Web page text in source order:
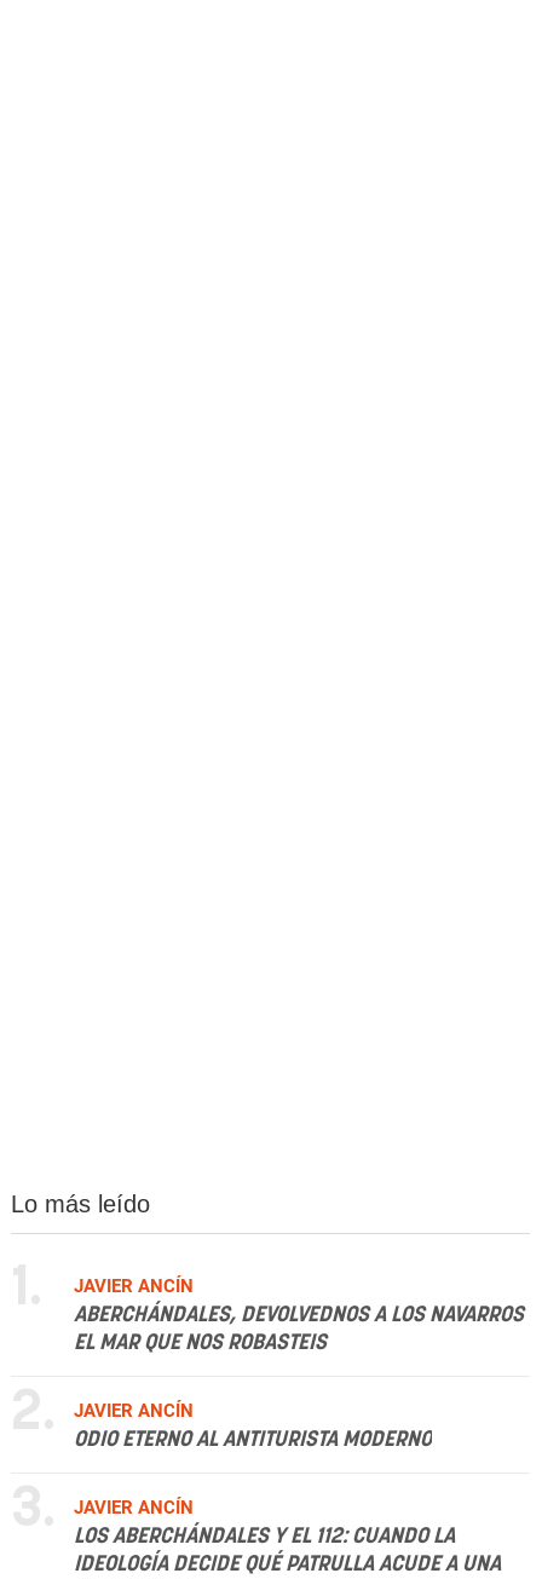
Lo más leído
1.
JAVIER ANCÍN
ABERCHÁNDALES, DEVOLVEDNOS A LOS NAVARROS
EL MAR QUE NOS ROBASTEIS
2.
JAVIER ANCÍN
ODIO ETERNO AL ANTITURISTA MODERNO
3.
JAVIER ANCÍN
LOS ABERCHÁNDALES Y EL 112: CUANDO LA
IDEOLOGÍA DECIDE QUÉ PATRULLA ACUDE A UNA